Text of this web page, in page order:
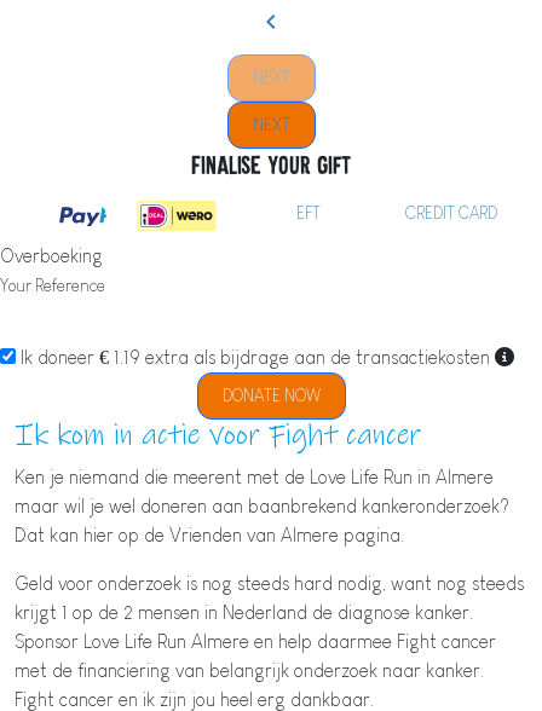
chevron_left
NEXT
NEXT
Finalise your gift
EFT CREDIT CARD
Overboeking
Your Reference
Ik doneer € 1.19 extra als bijdrage aan de transactiekosten
DONATE NOW
Ik kom in actie voor Fight cancer
Ken je niemand die meerent met de Love Life Run in Almere
maar wil je wel doneren aan baanbrekend kankeronderzoek?
Dat kan hier op de Vrienden van Almere pagina.
Geld voor onderzoek is nog steeds hard nodig, want nog steeds
krijgt 1 op de 2 mensen in Nederland de diagnose kanker.
Sponsor Love Life Run Almere en help daarmee Fight cancer
met de financiering van belangrijk onderzoek naar kanker.
Fight cancer en ik zijn jou heel erg dankbaar.